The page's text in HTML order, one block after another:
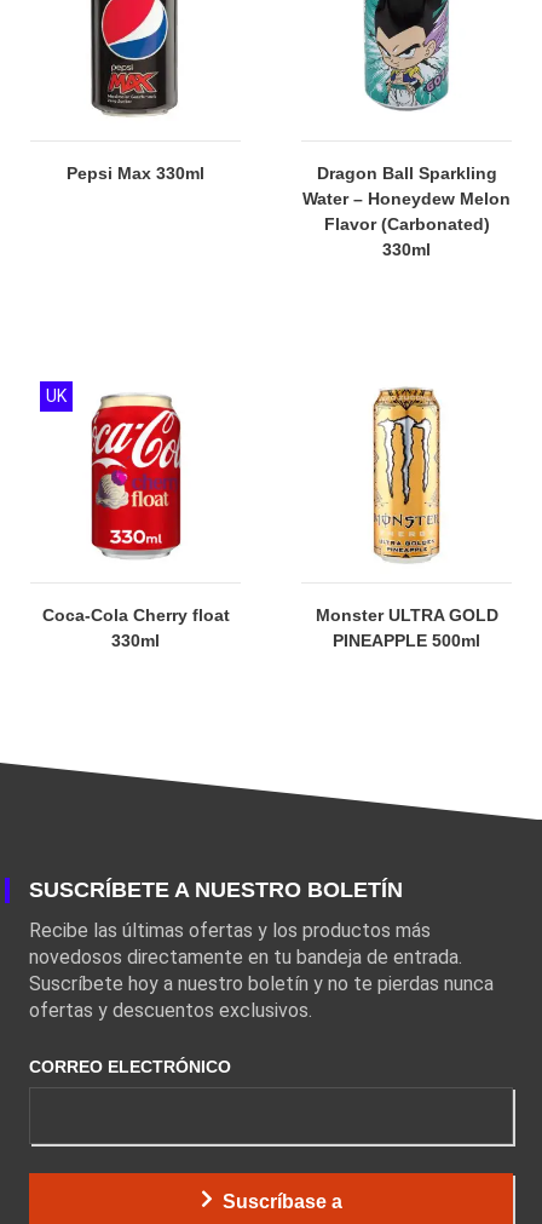
Pepsi Max 330ml
Dragon Ball Sparkling
Water – Honeydew Melon
Flavor (Carbonated)
330ml
Coca-Cola Cherry float
330ml
UK
Monster ULTRA GOLD
PINEAPPLE 500ml
SUSCRÍBETE A NUESTRO BOLETÍN
Recibe las últimas ofertas y los productos más
novedosos directamente en tu bandeja de entrada.
Suscríbete hoy a nuestro boletín y no te pierdas nunca
ofertas y descuentos exclusivos.
CORREO ELECTRÓNICO
Suscríbase a